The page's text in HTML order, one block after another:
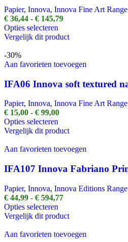
worden
op
de
productpagina
Papier, Innova, Innova Fine Art Range
€ 36,44 - € 145,79Prijsklasse:
tot
Opties selecteren
product
variaties.
optie
gekozen
worden
de
Vergelijk dit product
-30%
Aan favorieten toevoegen
IFA06 Innova soft textured
Papier, Innova, Innova Fine Art Range
€ 15,00 - € 99,00Prijsklasse:
tot
Opties selecteren
product
meerdere
Deze
kan
gekozen
op
productpagina
Vergelijk dit product
Aan favorieten toevoegen
IFA107 Innova Fabriano
Papier, Innova, Innova Editions Range
€ 44,99 - € 594,77Prijsklasse:
tot
Opties selecteren
product
meerdere
Vergelijk dit product
Aan favorieten toevoegen